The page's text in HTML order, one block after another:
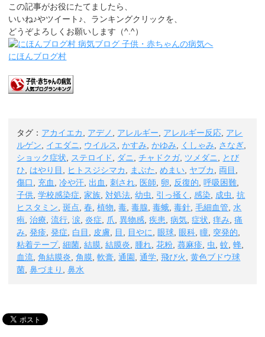
この記事がお役にたてましたら、
いいね♪やツイート♪、ランキングクリックを、
どうぞよろしくお願いします（^.^）
にほんブログ村
タグ： アカイエカ, アデノ , アレルギー, アレルギー反応, アレ
ルゲン, イエダニ, ウイルス,かすみ,かゆみ, くしゃみ, さなぎ,
ショック症状, ステロイド, ダニ,チャドクガ, ツメダニ, とび
ひ, はやり目 , ヒトスジシマカ, まぶた,めまい, ヤブカ, 両目 ,
傷口, 充血,冷や汗, 出血,刺され, 医師, 卵, 反復的,呼吸困難,
子供,学校感染症,家族,対処法,幼虫, 引っ掻く ,感染, 成虫,抗
ヒスタミン,斑点,春,植物,毒,毒腺,毒蛾,毒針,毛細血管,水
疱,治療,流行,涙,炎症, 爪,異物感,疾患,病気,症状,痒み,痛
み,発疹,発症, 白目 , 皮膚, 目 , 目やに, 眼球, 眼科,瞳, 突発的,
粘着テープ,細菌,結膜,結膜炎, 腫れ,花粉,蕁麻疹, 虫,蚊,蜂,
血流,角結膜炎,角膜,軟膏,通園,通学,飛び火,黄色ブドウ球
菌,鼻づまり ,鼻水